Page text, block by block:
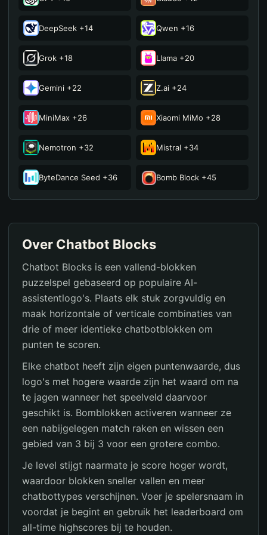
14 JPerere
15 hermosa isla
16 Perth
17 のらねこ
18 Triplea 2,033
19 のらねこ
20 のらねこ
DeepSeek +14 Qwen +16
Grok +18 Llama +20
Gemini +22 Z.ai +24
MiniMax +26 Xiaomi MiMo +28
Nemotron +32 Mistral +34
ByteDance Seed +36 Bomb Block +45
Over Chatbot Blocks
Chatbot Blocks is een vallend-blokken
puzzelspel gebaseerd op populaire AI-
assistentlogo's. Plaats elk stuk zorgvuldig en
maak horizontale of verticale combinaties van
drie of meer identieke chatbotblokken om
punten te scoren.
Elke chatbot heeft zijn eigen puntenwaarde, dus
logo's met hogere waarde zijn het waard om na
te jagen wanneer het speelveld daarvoor
geschikt is. Bomblokken activeren wanneer ze
een nabijgelegen match raken en wissen een
gebied van 3 bij 3 voor een grotere combo.
Je level stijgt naarmate je score hoger wordt,
waardoor blokken sneller vallen en meer
chatbottypes verschijnen. Voer je spelersnaam in
voordat je begint en gebruik het leaderboard om
all-time highscores bij te houden.